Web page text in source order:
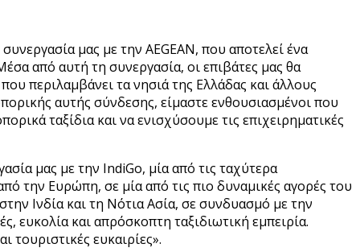
μας με την AEGEAN, που αποτελεί ένα
από αυτή τη συνεργασία, οι επιβάτες μας θα
περιλαμβάνει τα νησιά της Ελλάδας και άλλους
αυτής σύνδεσης, είμαστε ενθουσιασμένοι που
ταξίδια και να ενισχύσουμε τις επιχειρηματικές
μας με την IndiGo, μία από τις ταχύτερα
την Ευρώπη, σε μία από τις πιο δυναμικές αγορές του
Ινδία και τη Νότια Ασία, σε συνδυασμό με την
ευκολία και απρόσκοπτη ταξιδιωτική εμπειρία.
τουριστικές ευκαιρίες».